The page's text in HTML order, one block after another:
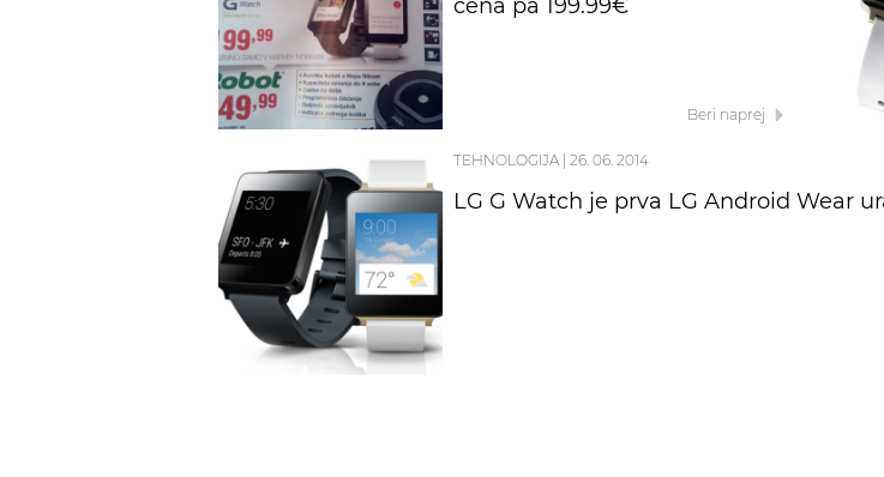
cena pa 199.99€
Beri naprej
TEHNOLOGIJA 26. 06. 2014
LG G Watch je prva LG Android Wear